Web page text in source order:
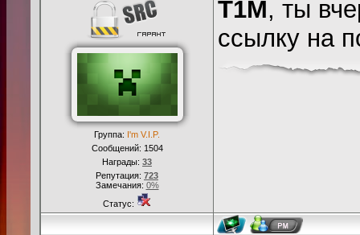
Группа: I'm V.I.P.
Сообщений: 1504
Награды: 33
Репутация: 723
Замечания: 0%
Статус:
T1M, ты
ссылку на